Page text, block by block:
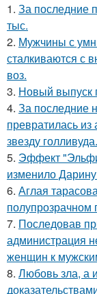
1. За последние
тыс.
2. Мужчины с
сталкиваются с
воз.
3. Новый выпуск
4. За последние
превратилась
звезду голливуда.
5. Эффект
изменило
6. Аглая
полупрозрачном
7. Последовав
администрация
женщин к
8. Любовь зла, а